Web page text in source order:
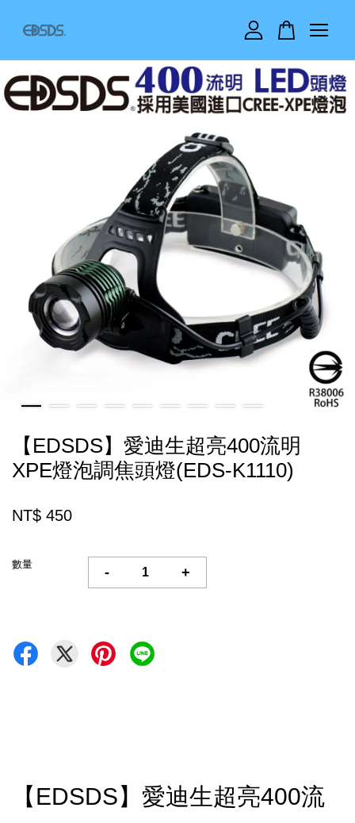
【EDSDS】愛迪生超亮400流明
XPE燈泡調焦頭燈(EDS-K1110)
NT$ 450
數量
- +
【EDSDS】愛迪生超亮400流
您的購物車目前還是空的。
繼續購物